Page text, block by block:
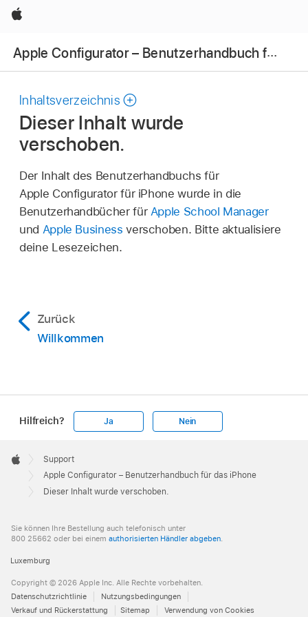
Apple
Apple Configurator – Benutzerhandbuch für das iPhone
Inhaltsverzeichnis
Dieser Inhalt wurde
verschoben.
Der Inhalt des Benutzerhandbuchs für
Apple Configurator für iPhone wurde in die
Benutzerhandbücher für Apple School Manager
und Apple Business verschoben. Bitte aktualisiere
deine Lesezeichen.
Zurück
Willkommen
Hilfreich? Ja Nein
Footer

Apple
Support
Apple Configurator – Benutzerhandbuch für das iPhone
Dieser Inhalt wurde verschoben.
Sie können Ihre Bestellung auch telefonisch unter
800 25662 oder bei einem authorisierten Händler abgeben.
Luxemburg
Copyright © 2026 Apple Inc. Alle Rechte vorbehalten.
Datenschutzrichtlinie
Nutzungsbedingungen
Verkauf und Rückerstattung
Sitemap Verwendung von Cookies